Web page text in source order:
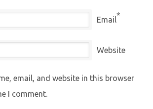
Email*
Website
email, and website in this browser
I comment.